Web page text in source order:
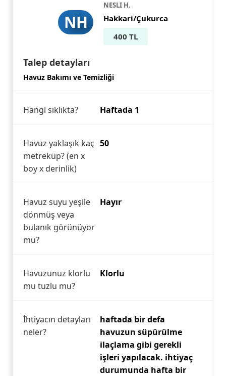
NH
NESLI H.
Hakkari/Çukurca
400 TL
Talep detayları
Havuz Bakımı ve Temizliği
Hangi sıklıkta? Haftada 1
Havuz yaklaşık kaç
metreküp? (en x
boy x derinlik)
50
Havuz suyu yeşile
dönmüş veya
bulanık görünüyor
mu?
Hayır
Havuzunuz klorlu
mu tuzlu mu?
Klorlu
İhtiyacın detayları
neler?
haftada bir defa
havuzun süpürülme
ilaçlama gibi gerekli
işleri yapılacak. ihtiyaç
durumunda hafta bir